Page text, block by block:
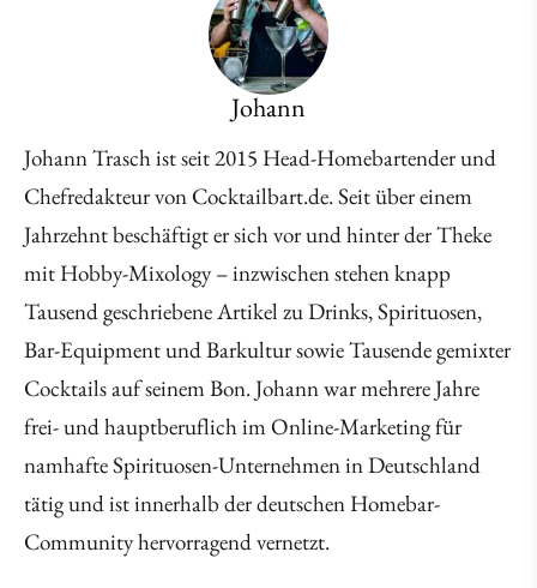
Johann
Johann Trasch ist seit 2015 Head-Homebartender und
Chefredakteur von Cocktailbart.de. Seit über einem
Jahrzehnt beschäftigt er sich vor und hinter der Theke
mit Hobby-Mixology – inzwischen stehen knapp
Tausend geschriebene Artikel zu Drinks, Spirituosen,
Bar-Equipment und Barkultur sowie Tausende gemixter
Cocktails auf seinem Bon. Johann war mehrere Jahre
frei- und hauptberuflich im Online-Marketing für
namhafte Spirituosen-Unternehmen in Deutschland
tätig und ist innerhalb der deutschen Homebar-
Community hervorragend vernetzt.